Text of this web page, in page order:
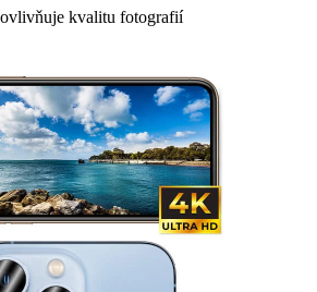
kvalitu fotografií